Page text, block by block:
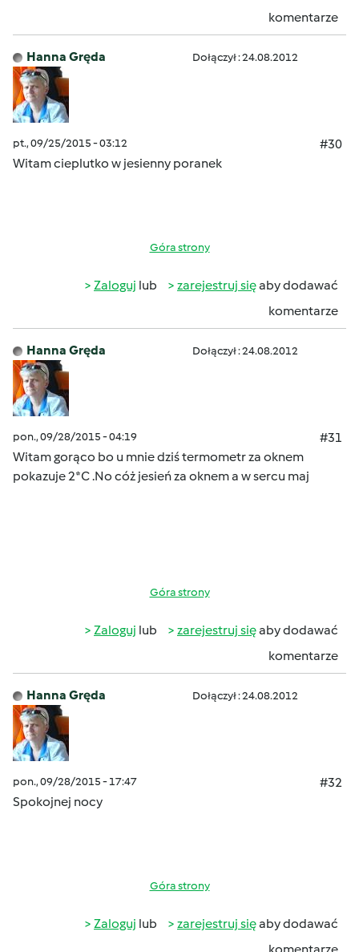
komentarze
Hanna Gręda Dołączył : 24.08.2012
pt., 09/25/2015 - 03:12
#30
Witam cieplutko w jesienny poranek
Góra strony
Zaloguj lub zarejestruj sięaby dodawać
komentarze
Hanna Gręda Dołączył : 24.08.2012
pon., 09/28/2015 - 04:19
#31
Witam gorąco bo u mnie dziś termometr za oknem
pokazuje 2*C .No cóż jesień za oknem a w sercu maj
Góra strony
Zaloguj lub zarejestruj sięaby dodawać
komentarze
Hanna Gręda Dołączył : 24.08.2012
pon., 09/28/2015 - 17:47
#32
Spokojnej nocy
Góra strony
Zaloguj lub zarejestruj sięaby dodawać